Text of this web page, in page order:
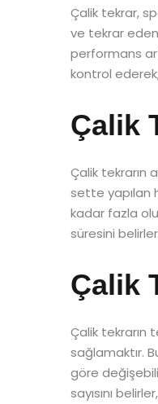
Çalik tekrar,
ve tekrar
performans
kontrol
Çalik
Çalik tekrarın
sette yapılan
kadar fazla
süresini
Çalik
Çalik tekrarın
sağlamaktır.
göre
sayısını